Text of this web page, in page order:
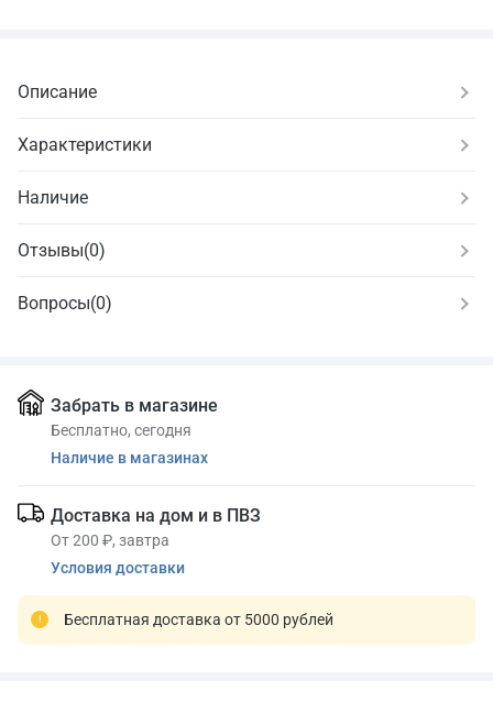
Описание
Характеристики
Наличие
Отзывы(0)
Вопросы(0)
Забрать в магазине
Бесплатно, сегодня
Наличие в магазинах
Доставка на дом и в ПВЗ
От 200 ₽, завтра
Условия доставки
Бесплатная доставка от 5000 рублей